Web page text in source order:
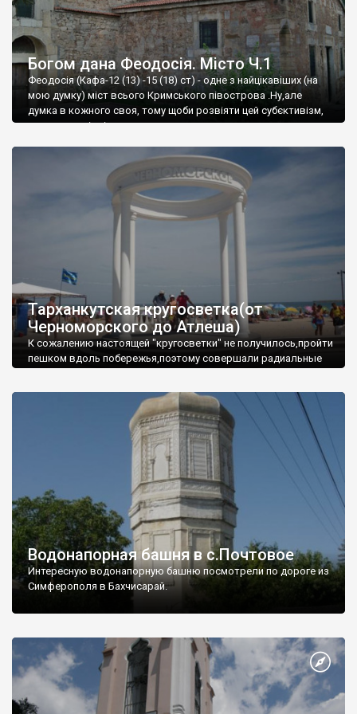
Богом дана Феодосія. Місто Ч.1
Феодосія (Кафа-12 (13) -15 (18) ст) - одне з найцікавіших (на
мою думку) міст всього Кримського півострова .Ну,але
думка в кожного своя, тому щоби розвіяти цей субєктивізм,
запрошую відвідати це
Тарханкутская кругосветка(от
Черноморского до Атлеша)
К сожалению настоящей "кругосветки" не получилось,пройти
пешком вдоль побережья,поэтому совершали радиальные
Водонапорная башня в с.Почтовое
Интересную водонапорную башню посмотрели по дороге из
Симферополя в Бахчисарай.